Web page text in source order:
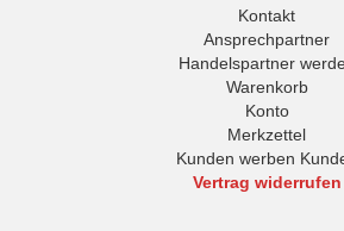
Kontakt
Ansprechpartner
Handelspartner
Warenkorb
Konto
Merkzettel
Kunden werben
Vertrag widerrufen